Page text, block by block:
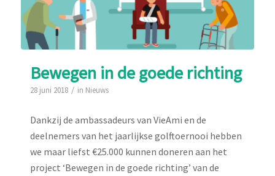
Bewegen in de goede richting
28 juni 2018 / in Nieuws
Dankzij de ambassadeurs van VieAmi en de
deelnemers van het jaarlijkse golftoernooi hebben
we maar liefst €25.000 kunnen doneren aan het
project ‘Bewegen in de goede richting’ van de